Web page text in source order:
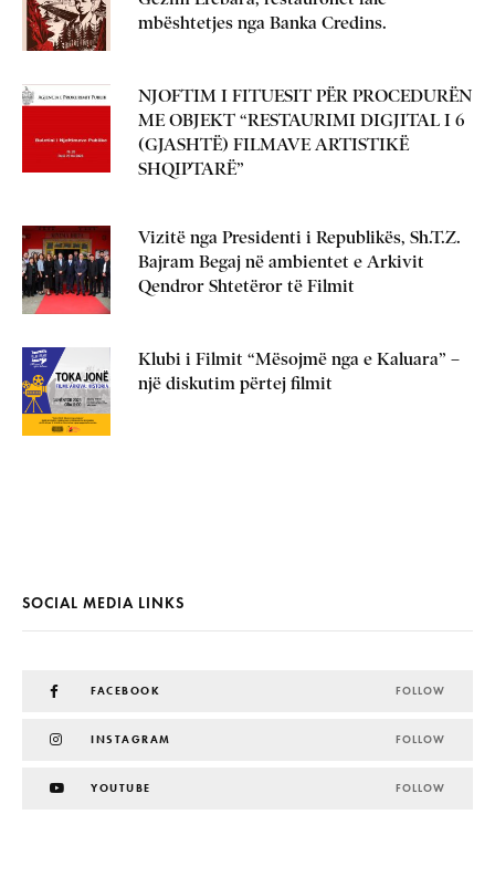
mbështetjes nga Banka Credins.
NJOFTIM I FITUESIT PËR PROCEDURËN
ME OBJEKT “RESTAURIMI DIGJITAL I 6
(GJASHTË) FILMAVE ARTISTIKË
SHQIPTARË”
Vizitë nga Presidenti i Republikës, Sh.T.Z.
Bajram Begaj në ambientet e Arkivit
Qendror Shtetëror të Filmit
Klubi i Filmit “Mësojmë nga e Kaluara” –
një diskutim përtej filmit
SOCIAL MEDIA LINKS
FACEBOOK FOLLOW
INSTAGRAM FOLLOW
YOUTUBE FOLLOW